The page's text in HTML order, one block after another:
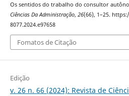
Os sentidos do trabalho do consultor
Ciências Da Administração, 26(66), 1–25.
8077.2024.e97658
Fomatos de Citação
Edição
v. 26 n. 66 (2024): Revista de